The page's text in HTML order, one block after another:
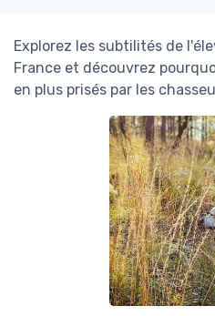
Explorez les subtilités de
France et découvrez
en plus prisés par les